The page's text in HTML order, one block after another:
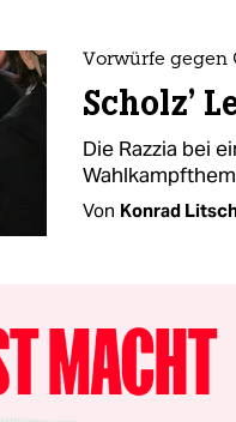
Vorwürfe gegen
Scholz’
Die Razzia bei
Von Konrad